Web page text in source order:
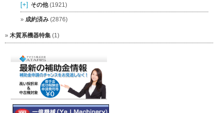
[+] その他(1921)
成約済み (2876)
木質系機器特集 (1)